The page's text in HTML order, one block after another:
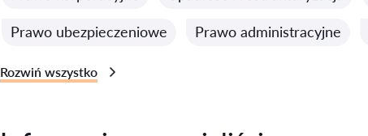
Prawo ubezpieczeniowe Prawo administracyjne
Rozwiń wszystko